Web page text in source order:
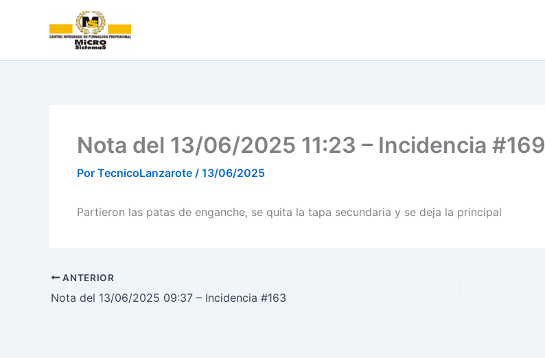
Nota del 13/06/2025 11:23 – Incidencia #169
Por TecnicoLanzarote / 13/06/2025
Partieron las patas de enganche, se quita la tapa secundaria y se deja la principal
ANTERIOR
Nota del 13/06/2025 09:37 – Incidencia #163